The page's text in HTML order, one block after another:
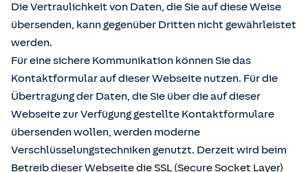
Die Vertraulichkeit von Daten, die Sie auf diese Weise
übersenden, kann gegenüber Dritten nicht gewährleistet
werden.
Für eine sichere Kommunikation können Sie das
Kontaktformular auf dieser Webseite nutzen. Für die
Übertragung der Daten, die Sie über die auf dieser
Webseite zur Verfügung gestellte Kontaktformulare
übersenden wollen, werden moderne
Verschlüsselungstechniken genutzt. Derzeit wird beim
Betreib dieser Webseite die SSL (Secure Socket Layer)